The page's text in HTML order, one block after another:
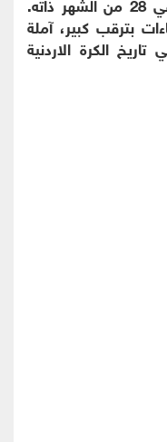
بترقب كبير، آملة
الكرة الاردنية